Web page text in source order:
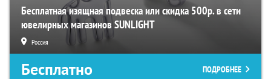
Бесплатная изящная подвеска или скидка 500р. в сети
ювелирных магазинов SUNLIGHT
Россия
Бесплатно ПОДРОБНЕЕ